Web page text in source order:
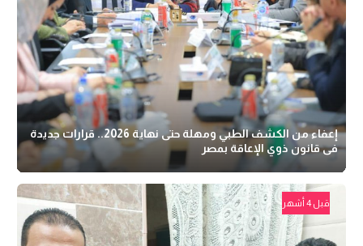
إعفاء من الكشف الطبي ومهلة حتى نهاية 2026.. قرارات جديدة
فى قانون ذوي الإعاقة بمصر
قبل 4 أشهر